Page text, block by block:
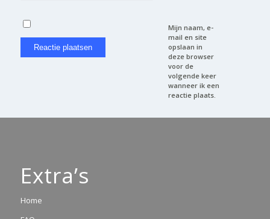
Mijn naam, e-
mail en site
opslaan in
deze browser
voor de
volgende keer
wanneer ik een
reactie plaats.
Extra’s
Home